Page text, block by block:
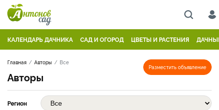
КАЛЕНДАРЬ ДАЧНИКА САД И ОГОРОД ЦВЕТЫ И РАСТЕНИЯ
Разместить объявление
Главная Авторы Все
Авторы
Регион